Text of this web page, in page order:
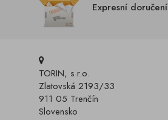
Expresní doručení
TORIN, s.r.o.
Zlatovská 2193/33
911 05 Trenčín
Slovensko